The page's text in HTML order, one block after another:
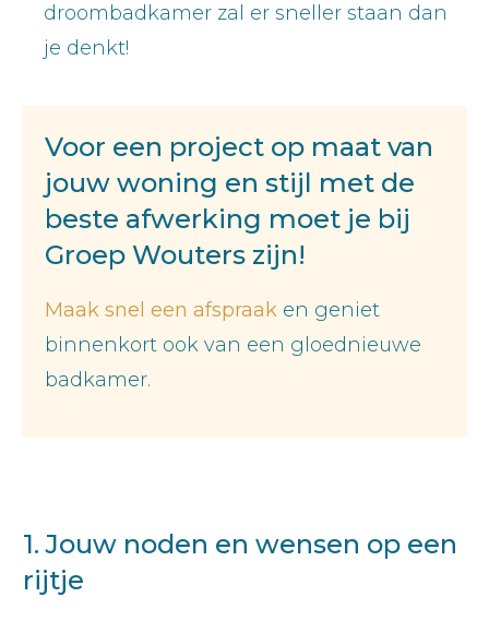
droombadkamer zal er sneller staan dan
je denkt!
Voor een project op maat van
jouw woning en stijl met de
beste afwerking moet je bij
Groep Wouters zijn!
Maak snel een afspraak en geniet
binnenkort ook van een gloednieuwe
badkamer.
1. Jouw noden en wensen op een
rijtje